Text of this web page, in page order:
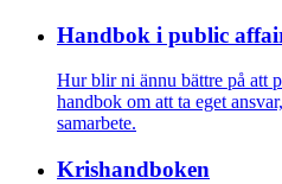
Handbok i public
Hur blir ni ännu bättre på att
handbok om att ta eget
samarbete.
Krishandboken